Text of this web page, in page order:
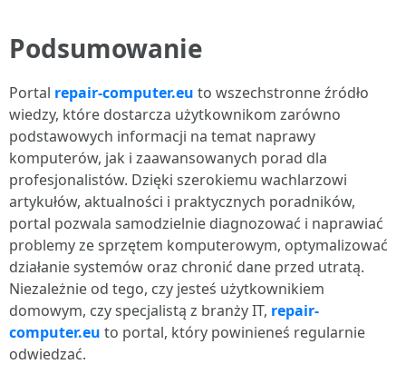
Podsumowanie
Portal repair-computer.eu to wszechstronne źródło
wiedzy, które dostarcza użytkownikom zarówno
podstawowych informacji na temat naprawy
komputerów, jak i zaawansowanych porad dla
profesjonalistów. Dzięki szerokiemu wachlarzowi
artykułów, aktualności i praktycznych poradników,
portal pozwala samodzielnie diagnozować i naprawiać
problemy ze sprzętem komputerowym, optymalizować
działanie systemów oraz chronić dane przed utratą.
Niezależnie od tego, czy jesteś użytkownikiem
domowym, czy specjalistą z branży IT, repair-
computer.eu to portal, który powinieneś regularnie
odwiedzać.